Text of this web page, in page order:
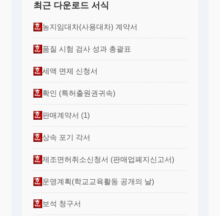
최근 다운로드 서식
농지임대차(사용대차) 계약서
품질 시험 검사 성과 총괄표
세액 면제 신청서
확인 (특허출원권귀속)
판매계약서 (1)
상속 포기 각서
제조면허취소신청서 (판매업폐지신고서)
운영계획(학교교육활동 공개의 날)
보석 청구서